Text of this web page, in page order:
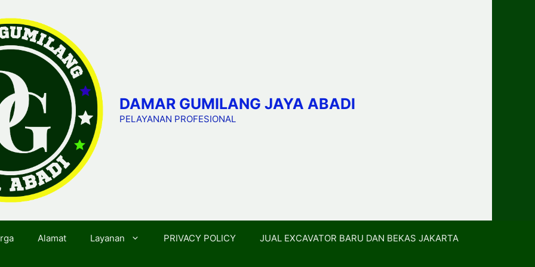
DAMAR GUMILANG JAYA ABADI
PELAYANAN PROFESIONAL
Alamat Layanan PRIVACY POLICY JUAL EXCAVATOR BARU DAN BEKAS JAKARTA